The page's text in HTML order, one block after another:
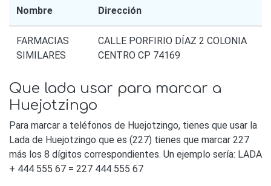
Nombre Dirección
FARMACIAS
SIMILARES
CALLE PORFIRIO DÍAZ 2 COLONIA
CENTRO CP 74169
Que lada usar para marcar a
Huejotzingo
Para marcar a teléfonos de Huejotzingo, tienes que usar la
Lada de Huejotzingo que es (227) tienes que marcar 227
más los 8 dígitos correspondientes. Un ejemplo sería: LADA
+ 444 555 67 = 227 444 555 67